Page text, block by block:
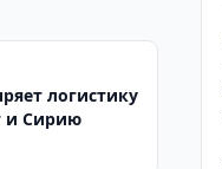
логистику
и Сирию